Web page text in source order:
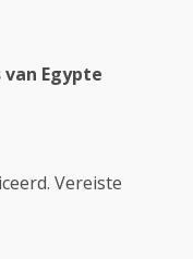
Egypte
Vereiste